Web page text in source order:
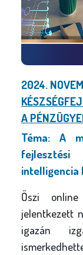
2024.
A
Téma: A
intelligencia
Őszi
jelentkezett
igazán